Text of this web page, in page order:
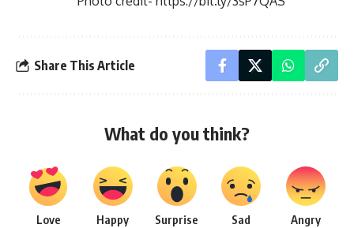
Share This Article
What do you think?
Love Happy Surprise Sad Angry